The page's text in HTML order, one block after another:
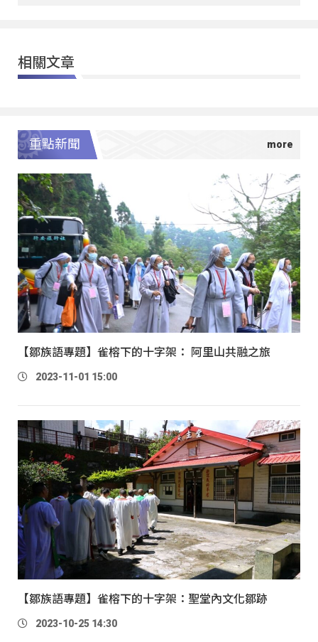
相關文章
重點新聞
【鄒族語專題】雀榕下的十字架： 阿里山共融之旅
2023-11-01 15:00
【鄒族語專題】雀榕下的十字架：聖堂內文化鄒跡
2023-10-25 14:30